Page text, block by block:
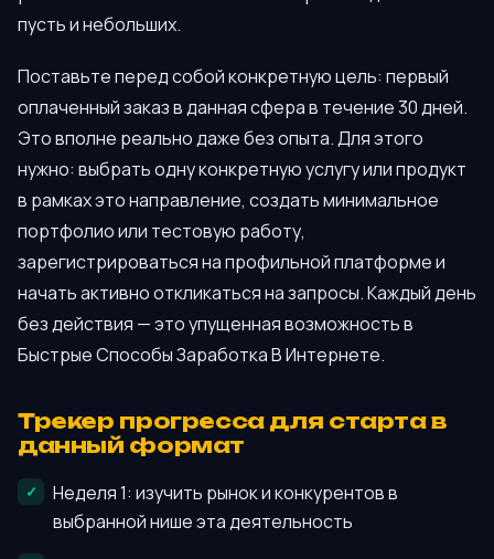
пусть и небольших.
Поставьте перед собой конкретную цель: первый
оплаченный заказ в данная сфера в течение 30 дней.
Это вполне реально даже без опыта. Для этого
нужно: выбрать одну конкретную услугу или продукт
в рамках это направление, создать минимальное
портфолио или тестовую работу,
зарегистрироваться на профильной платформе и
начать активно откликаться на запросы. Каждый день
без действия — это упущенная возможность в
Быстрые Способы Заработка В Интернете.
Трекер прогресса для старта в
данный формат
Неделя 1: изучить рынок и конкурентов в
выбранной нише эта деятельность